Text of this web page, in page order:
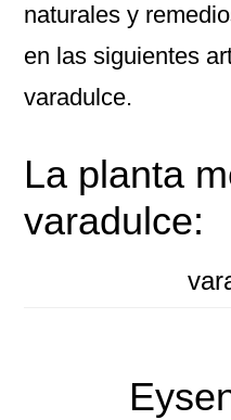
naturales y
en las siguientes
varadulce.
La planta
varadulce: